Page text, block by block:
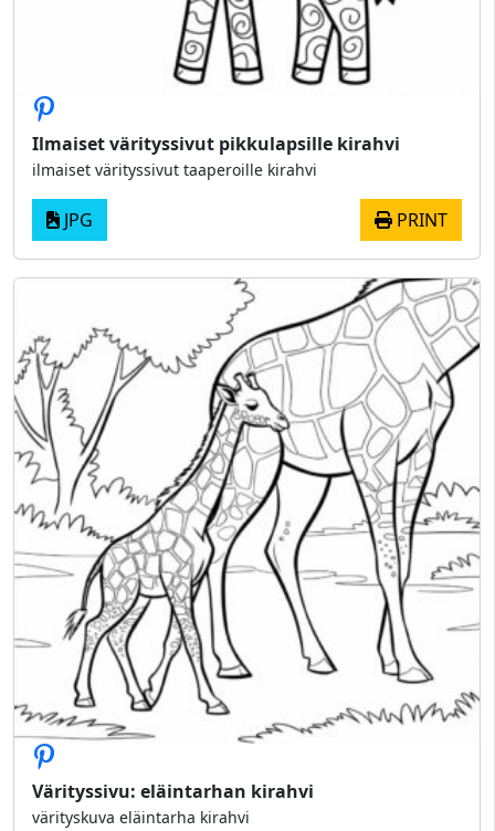
Ilmaiset värityssivut pikkulapsille kirahvi
ilmaiset värityssivut taaperoille kirahvi
JPG PRINT
Värityssivu: eläintarhan kirahvi
värityskuva eläintarha kirahvi